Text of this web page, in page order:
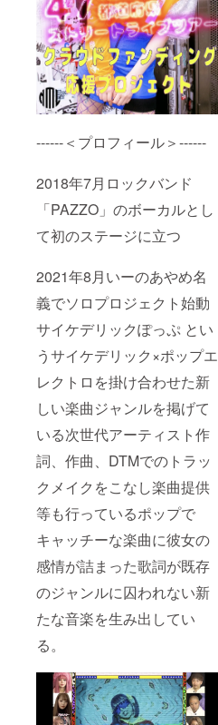
------＜プロフィール＞------
2018年7月ロックバンド
「PAZZO」のボーカルとし
て初のステージに立つ
2021年8月いーのあやめ名
義でソロプロジェクト始動
サイケデリックぽっぷ とい
うサイケデリック×ポップエ
レクトロを掛け合わせた新
しい楽曲ジャンルを掲げて
いる次世代アーティスト作
詞、作曲、DTMでのトラッ
クメイクをこなし楽曲提供
等も行っているポップで
キャッチーな楽曲に彼女の
感情が詰まった歌詞が既存
のジャンルに囚われない新
たな音楽を生み出してい
る。